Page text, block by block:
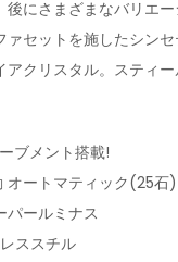
にさまざまなバリエ
セットを施したシン
クリスタル。スティ
ブメント搭載!
ートマティック(25石)
パールミナス
ススチル